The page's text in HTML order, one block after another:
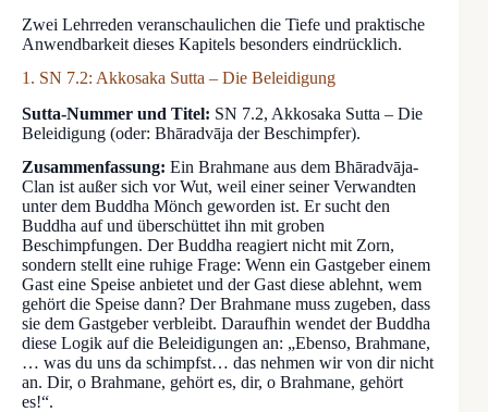
Zwei Lehrreden veranschaulichen die Tiefe und praktische
Anwendbarkeit dieses Kapitels besonders eindrücklich.
1. SN 7.2: Akkosaka Sutta – Die Beleidigung
Sutta-Nummer und Titel: SN 7.2, Akkosaka Sutta – Die
Beleidigung (oder: Bhāradvāja der Beschimpfer).
Zusammenfassung: Ein Brahmane aus dem Bhāradvāja-
Clan ist außer sich vor Wut, weil einer seiner Verwandten
unter dem Buddha Mönch geworden ist. Er sucht den
Buddha auf und überschüttet ihn mit groben
Beschimpfungen. Der Buddha reagiert nicht mit Zorn,
sondern stellt eine ruhige Frage: Wenn ein Gastgeber einem
Gast eine Speise anbietet und der Gast diese ablehnt, wem
gehört die Speise dann? Der Brahmane muss zugeben, dass
sie dem Gastgeber verbleibt. Daraufhin wendet der Buddha
diese Logik auf die Beleidigungen an: „Ebenso, Brahmane,
… was du uns da schimpfst… das nehmen wir von dir nicht
an. Dir, o Brahmane, gehört es, dir, o Brahmane, gehört
es!“.